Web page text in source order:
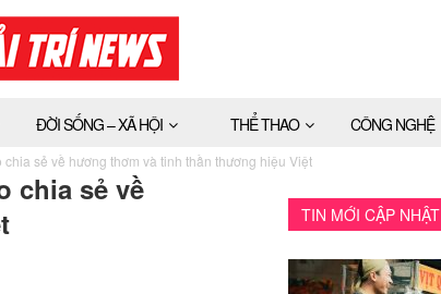
ĐỜI SỐNG – XÃ HỘI THỂ THAO CÔNG NGHỆ
chia sẻ về hương thơm và tinh thần thương hiệu Việt
chia sẻ về
TIN MỚI CẬP NHẬT